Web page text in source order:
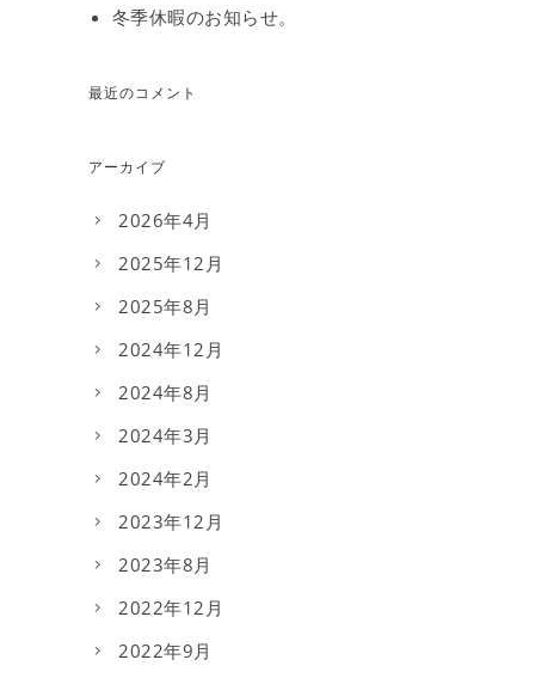
冬季休暇のお知らせ。
最近のコメント
アーカイブ
2026年4月
2025年12月
2025年8月
2024年12月
2024年8月
2024年3月
2024年2月
2023年12月
2023年8月
2022年12月
2022年9月